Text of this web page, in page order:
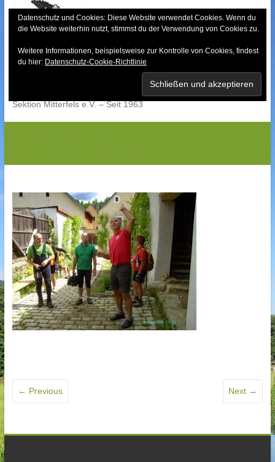
content
Bayerischer Wald-
Sektion Mitterfels e.V. – Seit 1963
← Previous Next →
Datenschutz und Cookies: Diese Website verwendet Cookies. Wenn du
die Website weiterhin nutzt, stimmst du der Verwendung von Cookies zu.
Weitere Informationen, beispielsweise zur Kontrolle von Cookies, findest
du hier: Datenschutz-Cookie-Richtlinie